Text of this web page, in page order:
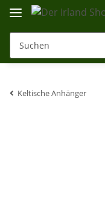
Keltische Anhänger